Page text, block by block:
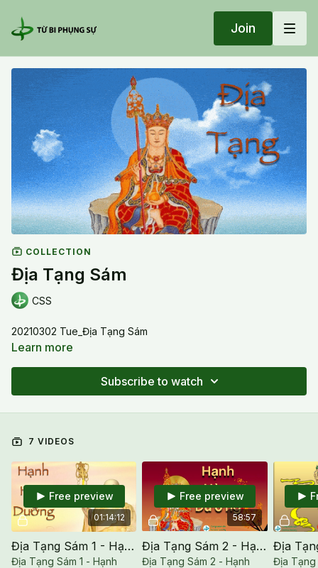
Join
COLLECTION
Địa Tạng Sám
CSS
20210302 Tue_Địa Tạng Sám
Learn more
Subscribe to watch
7 VIDEOS
01:14:12
Free preview
Địa Tạng Sám 1 - Hạnh Hiếu Dưỡng
Địa Tạng Sám 1 - Hạnh
58:57
Free preview
Địa Tạng Sám 2 - Hạnh Hàm Dưỡng
Địa Tạng Sám 2 - Hạnh
Địa Tạng